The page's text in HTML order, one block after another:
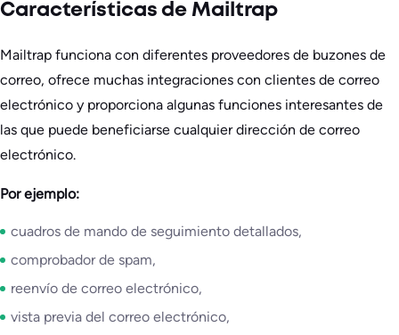
Características de Mailtrap
Mailtrap funciona con diferentes proveedores de buzones de
correo, ofrece muchas integraciones con clientes de correo
electrónico y proporciona algunas funciones interesantes de
las que puede beneficiarse cualquier dirección de correo
electrónico.
Por ejemplo:
cuadros de mando de seguimiento detallados,
comprobador de spam,
reenvío de correo electrónico,
vista previa del correo electrónico,